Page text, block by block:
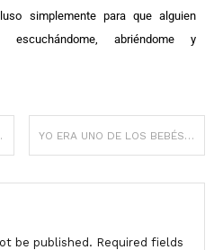
simplemente para que alguien
escuchándome, abriéndome y
YO ERA UNO DE LOS BEBÉS QUE JOHN SALVÓ EN VIETNAM, Y NINGUNO DE NOSOTROS LO SABÍA HASTA AHORA
be published. Required fields